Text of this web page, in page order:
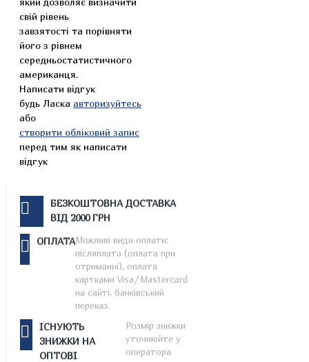
свій рівень
завзятості та порівняти
його з рівнем
середньостатистичного
американця.
Написати відгук
будь Ласка авторизуйтесь
або
створити обліковий запис
перед тим як написати
відгук
БЕЗКОШТОВНА ДОСТАВКА
ВІД 2000 ГРН
ОПЛАТАМожливі види оплати:
післяплата (оплата при
отриманні), оплата
картками Visa/Mastercard
на сайті, банківський
переказ.
ІСНУЮТЬ
ЗНИЖКИ НА
ОПТОВІ
Розмір знижки
уточнюйте у
оператора